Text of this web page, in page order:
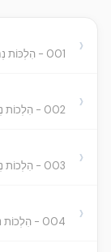
001 - הִלְכּוֹת נְחָלוֹת פֵּרֶק א ›
002 - הִלְכוֹת נְחָלוֹת פֵּרֶק ב ›
003 - הִלְכוֹת נְחָלוֹת פֵּרֶק ג ›
004 - הִלְכוֹת נְחָלוֹת פֵּרֶק ד ›